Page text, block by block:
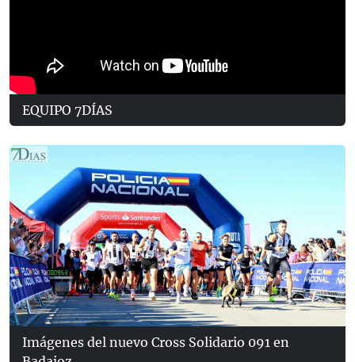
EQUIPO 7DÍAS
Imágenes del nuevo Cross Solidario 091 en